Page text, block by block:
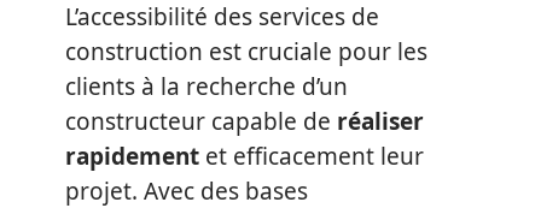
L’accessibilité des services de
construction est cruciale pour les
clients à la recherche d’un
constructeur capable de réaliser
rapidement et efficacement leur
projet. Avec des bases